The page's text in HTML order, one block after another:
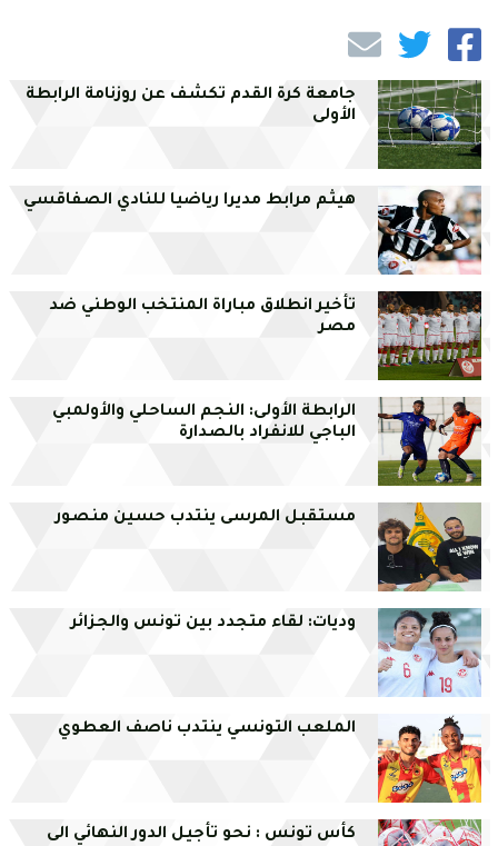
جامعة كرة القدم تكشف عن روزنامة الرابطة
الأولى
هيثم مرابط مديرا رياضيا للنادي الصفاقسي
تأخير انطلاق مباراة المنتخب الوطني ضد
مصر
الرابطة الأولى: النجم الساحلي والأولمبي
الباجي للانفراد بالصدارة
مستقبل المرسى ينتدب حسين منصور
وديات: لقاء متجدد بين تونس والجزائر
الملعب التونسي ينتدب ناصف العطوي
كأس تونس : نحو تأجيل الدور النهائي الى